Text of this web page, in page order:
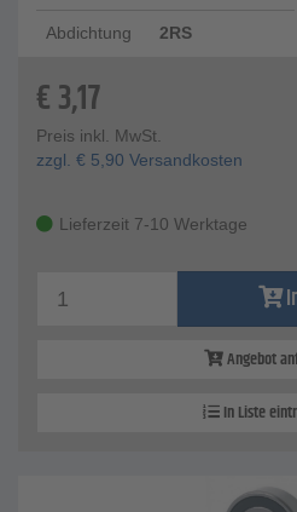
Abdichtung 2RS
€3,17
Preis inkl. MwSt.
zzgl. € 5,90 Versandkosten
Lieferzeit 7-10 Werktage
Angebot
In Liste